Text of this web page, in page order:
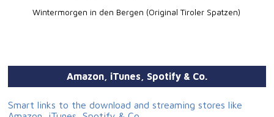
Wintermorgen in den Bergen (Original Tiroler Spatzen)
Amazon, iTunes, Spotify & Co.
Smart links to the download and streaming stores like